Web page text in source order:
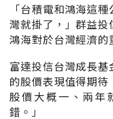
「台積電和鴻海這
灣就掛了，」群益
鴻海對於台灣經濟的
富達投信台灣成長
的股價表現值得期
股價大概一、兩年
錯。」